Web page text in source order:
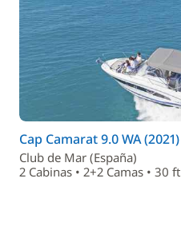
Cap Camarat 9.0 WA (2021)
Club de Mar (España)
2 Cabinas • 2+2 Camas • 30 ft